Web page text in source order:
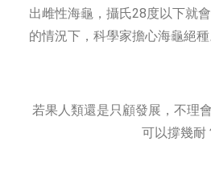
出雌性海龜，攝氏28度以下就
的情況下，科學家擔心海龜絕種
若果人類還是只顧發展，不理
可以撐幾耐